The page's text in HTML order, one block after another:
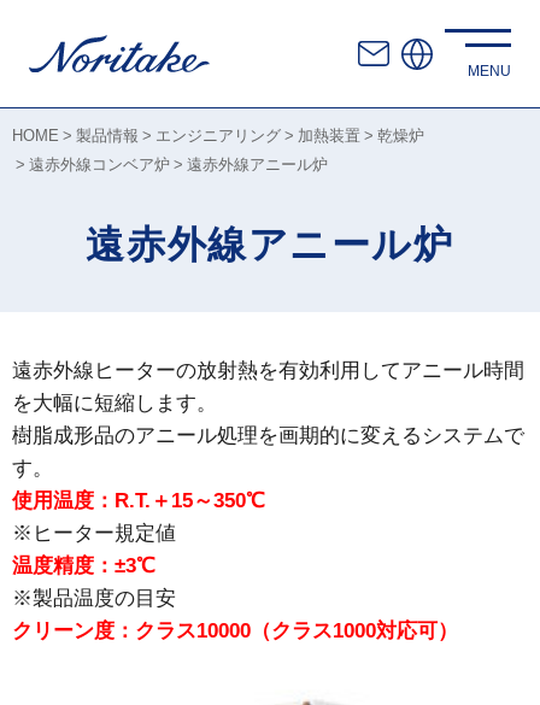
HOME 製品情報 エンジニアリング 加熱装置
乾燥炉
遠赤外線コンベア炉
遠赤外線アニール炉
遠赤外線アニール炉
遠赤外線ヒーターの放射熱を有効利用してアニール時間
を大幅に短縮します。
樹脂成形品のアニール処理を画期的に変えるシステムで
す。
使用温度：R.T.＋15～350℃
※ヒーター規定値
温度精度：±3℃
※製品温度の目安
クリーン度：クラス10000（クラス1000対応可）